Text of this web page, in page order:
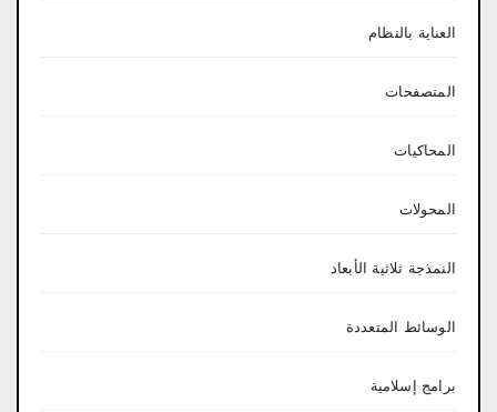
العناية بالنظام
المتصفحات
المحاكيات
المحولات
النمذجة ثلاثية الأبعاد
الوسائط المتعددة
برامج إسلامية